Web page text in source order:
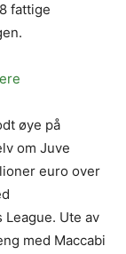
fattige
øye på
om Juve
euro over
Ute av
med Maccabi